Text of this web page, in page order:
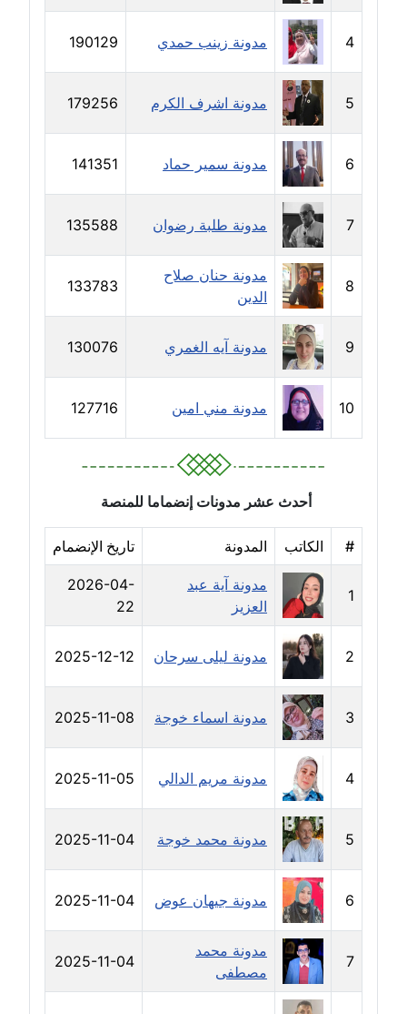
مدونة سعاد سيد
مدونة سعيد زعلوك
معلق
مدونة سلوى بدران
عاملة
مدونة سلوي جلال
عاملة
مدونة سلوى محمود
مدونة سماح حامد
مدونة سمر ابراهيم
عاملة
مدونة سمير حماد
عاملة
مدونة سهام كمال
عاملة
مدونة سهر صيام
عاملة
مدونة سهى الضاوي
عاملة
مدونة سهير عسكر
عاملة
مدونة سوزان بهنسي
عاملة
مدونة سوميه الالفي
عاملة
مدونة شادي الربابعة
عاملة
4 مدونة زينب حمدي 190129
5 مدونة اشرف الكرم 179256
6 مدونة سمير حماد 141351
7 مدونة طلبة رضوان 135588
8
مدونة حنان صلاح
الدين
133783
9 مدونة آيه الغمري 130076
10 مدونة مني امين 127716
أحدث عشر مدونات إنضماما للمنصة
# الكاتب المدونة تاريخ الإنضمام
1
مدونة آية عبد
العزيز
2026-04-
22
2 مدونة ليلى سرحان 2025-12-12
3 مدونة اسماء خوجة 2025-11-08
4 مدونة مريم الدالي 2025-11-05
5 مدونة محمد خوجة 2025-11-04
6 مدونة جيهان عوض 2025-11-04
7
مدونة محمد
مصطفى
2025-11-04